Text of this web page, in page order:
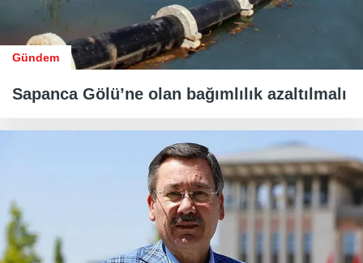
Gündem
Sapanca Gölü’ne olan bağımlılık azaltılmalı